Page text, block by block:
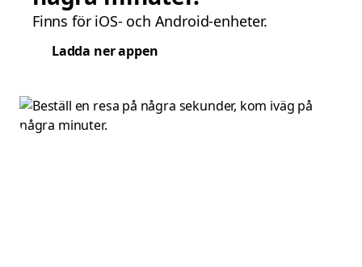
Finns för iOS- och Android-enheter.
Ladda ner appen